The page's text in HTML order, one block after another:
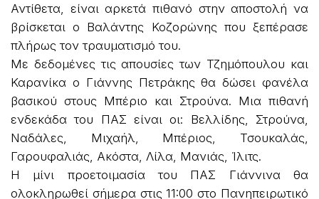
Αντίθετα, είναι αρκετά πιθανό στην αποστολή να
βρίσκεται ο Βαλάντης Κοζορώνης που ξεπέρασε
πλήρως τον τραυματισμό του.
Με δεδομένες τις απουσίες των Τζημόπουλου και
Καρανίκα ο Γιάννης Πετράκης θα δώσει φανέλα
βασικού στους Μπέριο και Στρούνα. Μια πιθανή
ενδεκάδα του ΠΑΣ είναι οι: Βελλίδης, Στρούνα,
Ναδάλες, Μιχαήλ, Μπέριος, Τσουκαλάς,
Γαρουφαλιάς, Ακόστα, Λίλα, Μανιάς, Ίλιτς.
Η μίνι προετοιμασία του ΠΑΣ Γιάννινα θα
ολοκληρωθεί σήμερα στις 11:00 στο Πανηπειρωτικό